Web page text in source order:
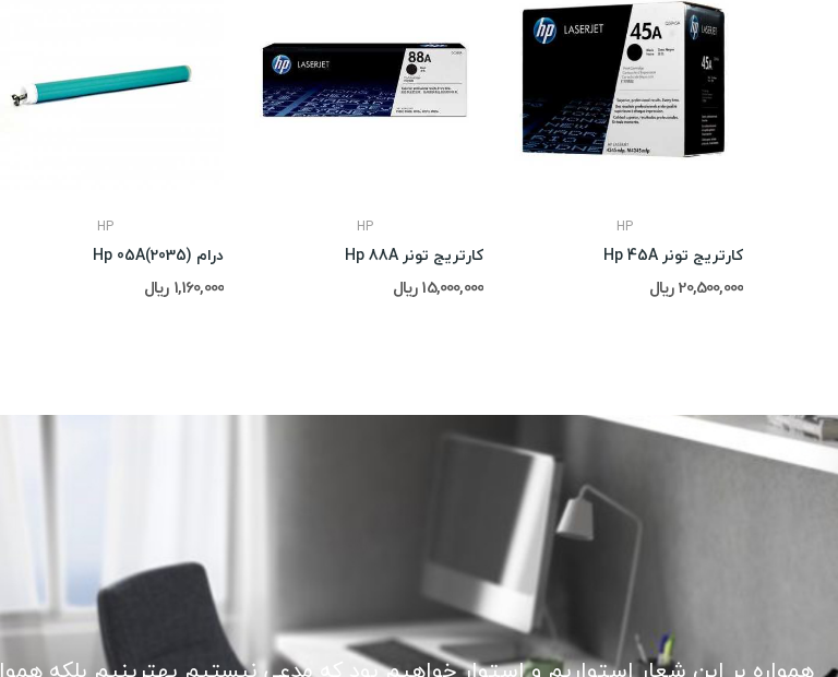
HP
درام (2035)Hp 05A
1,160,000 ریال
HP
کارتریج تونر Hp 88A
15,000,000 ریال
HP
کارتریج تونر Hp 45A
20,500,000 ریال
همواره بر این شعار استواریم و استوار خواهیم بود که مدعی نیستیم بهترینیم بلکه